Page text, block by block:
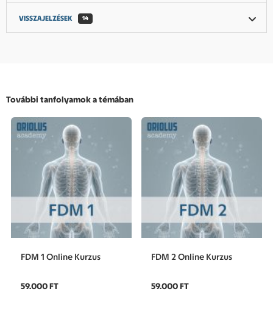
VISSZAJELZÉSEK 14
További tanfolyamok a témában
FDM 1 Online Kurzus
59.000 FT
FDM 2 Online Kurzus
59.000 FT